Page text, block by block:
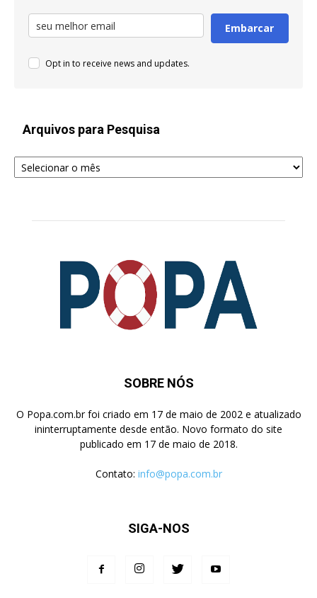
Embarcar
Opt in to receive news and updates.
Arquivos para Pesquisa
Arquivos
para
SOBRE NÓS
O Popa.com.br foi criado em 17 de maio de 2002 e atualizado
ininterruptamente desde então. Novo formato do site
publicado em 17 de maio de 2018.
Contato: info@popa.com.br
SIGA-NOS